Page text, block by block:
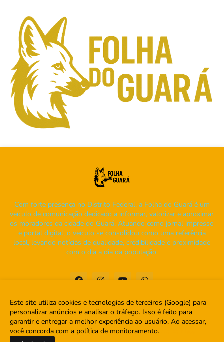
Com forte presença no Distrito Federal, a Folha do Guará é um
veículo de comunicação dedicado a informar, valorizar e aproximar
os moradores da cidade do Guará. Atuando como jornal impresso
e portal digital, o veículo se consolidou como uma referência
local, levando notícias de qualidade, credibilidade e proximidade
com o dia a dia da população.
Home Sobre Contato
Este site utiliza cookies e tecnologias de terceiros (Google) para
personalizar anúncios e analisar o tráfego. Isso é feito para
garantir e entregar a melhor experiência ao usuário. Ao acessar,
você concorda com a política de monitoramento.